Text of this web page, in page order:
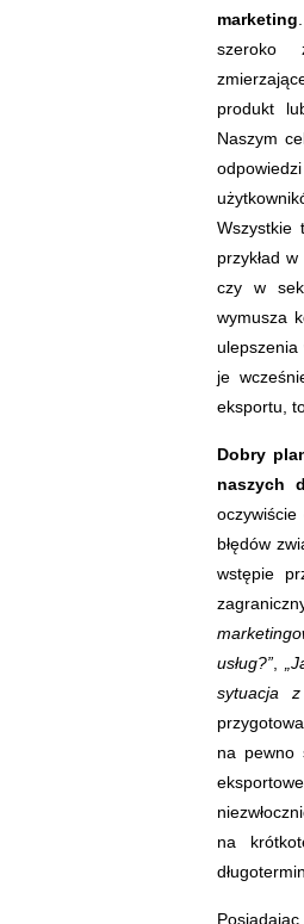
marketing
szeroko
produkt
Naszym
Wszystkie
przykład
czy w
wymusza
ulepszenia
je
eksportu,
Dobry
naszych
oczywiście
błędów
wstępie
usług?”
sytuacja
na pewno
na